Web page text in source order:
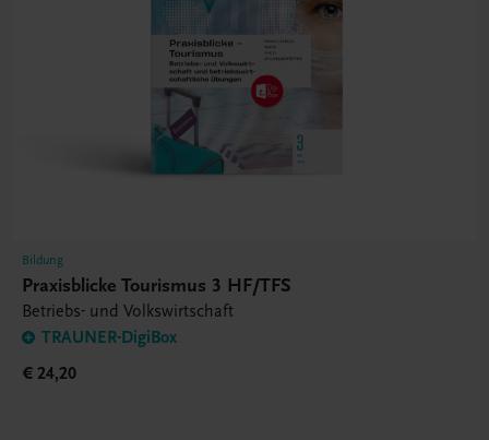
Bildung
Praxisblicke Tourismus 3 HF/TFS
Betriebs- und Volkswirtschaft
TRAUNER-DigiBox
€ 24,20